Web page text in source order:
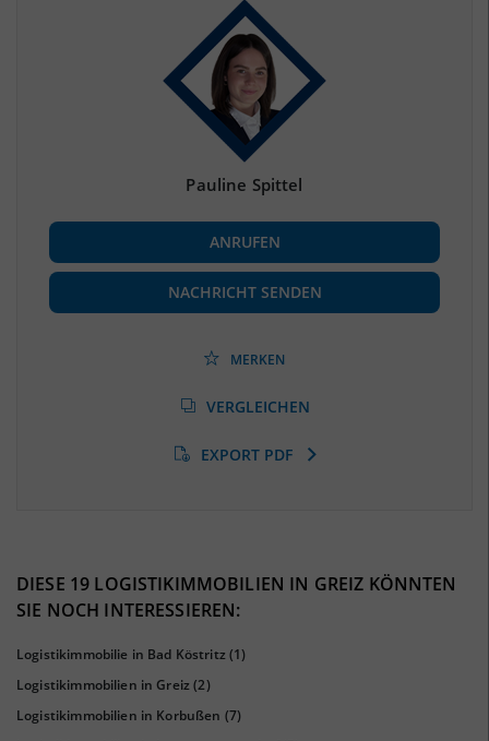
(Landkreis / Kreisfreie Stadt)
BESCHÄFTIGUNG
Beschäftigte
(Landkreis / Kreisfreie Stadt)
37.131
(Landkreis / Kreisfreie Stadt)
(Stand: 01/2020)
Pauline Spittel
ANRUFEN
NACHRICHT SENDEN
MERKEN
VERGLEICHEN
EXPORT PDF
DIESE 19 LOGISTIKIMMOBILIEN IN GREIZ KÖNNTEN
SIE NOCH INTERESSIEREN:
Logistikimmobilie in Bad Köstritz(1)
Logistikimmobilien in Greiz(2)
Logistikimmobilien in Korbußen (7)